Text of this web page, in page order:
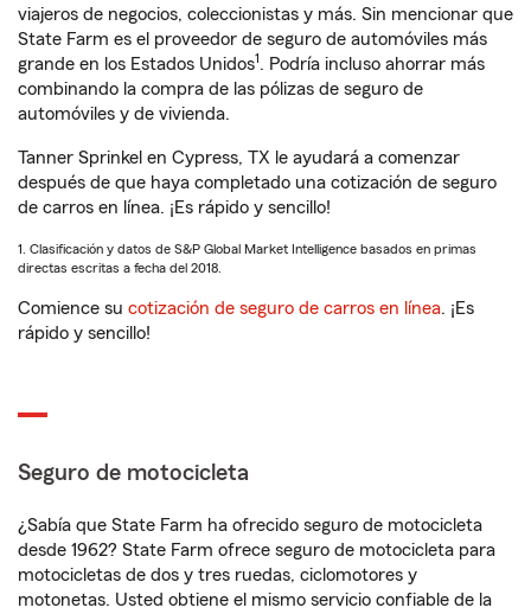
viajeros de negocios, coleccionistas y más. Sin mencionar que
State Farm es el proveedor de seguro de automóviles más
grande en los Estados Unidos1. Podría incluso ahorrar más
combinando la compra de las pólizas de seguro de
automóviles y de vivienda.
Tanner Sprinkel en Cypress, TX le ayudará a comenzar
después de que haya completado una cotización de seguro
de carros en línea. ¡Es rápido y sencillo!
1. Clasificación y datos de S&P Global Market Intelligence basados en primas
directas escritas a fecha del 2018.
Comience su cotización de seguro de carros en línea. ¡Es
rápido y sencillo!
Seguro de motocicleta
¿Sabía que State Farm ha ofrecido seguro de motocicleta
desde 1962? State Farm ofrece seguro de motocicleta para
motocicletas de dos y tres ruedas, ciclomotores y
motonetas. Usted obtiene el mismo servicio confiable de la